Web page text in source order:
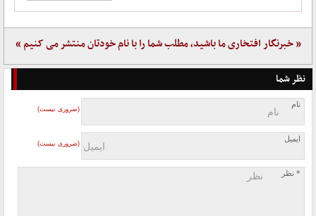
« خبرنگار افتخاری ما باشید، مطلب شما را با نام خودتان منتشر می کنیم »
نظر شما
نام
(ضروری نیست)
ایمیل
(ضروری نیست)
* نظر